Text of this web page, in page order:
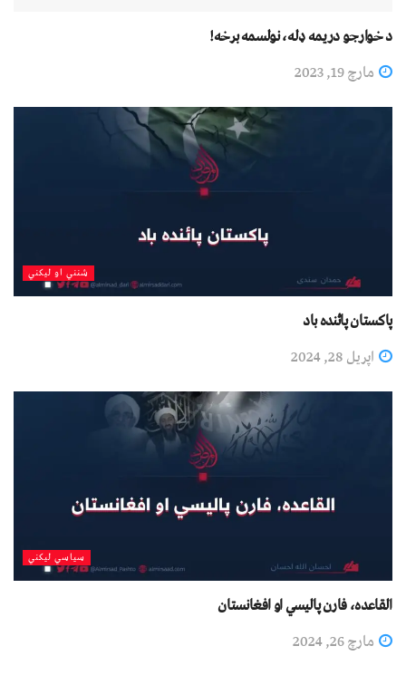
د خوارجو دريمه ډله، نولسمه برخه!
مارچ 19, 2023
شنني او لیکني
پاکستان پائنده باد
اپریل 28, 2024
سیاسي لیکني
القاعدہ، فارن پاليسي او افغانستان
مارچ 26, 2024